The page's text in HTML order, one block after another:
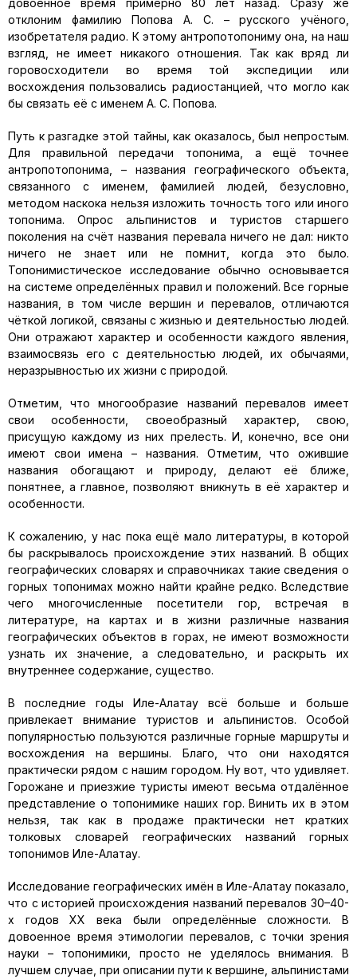
довоенное время примерно 80 лет назад. Сразу же
отклоним фамилию Попова А. С. – русского учёного,
изобретателя радио. К этому антропотопониму она, на наш
взгляд, не имеет никакого отношения. Так как вряд ли
горовосходители во время той экспедиции или
восхождения пользовались радиостанцией, что могло как
бы связать её с именем А. С. Попова.
Путь к разгадке этой тайны, как оказалось, был непростым.
Для правильной передачи топонима, а ещё точнее
антропотопонима, – названия географического объекта,
связанного с именем, фамилией людей, безусловно,
методом наскока нельзя изложить точность того или иного
топонима. Опрос альпинистов и туристов старшего
поколения на счёт названия перевала ничего не дал: никто
ничего не знает или не помнит, когда это было.
Топонимистическое исследование обычно основывается
на системе определённых правил и положений. Все горные
названия, в том числе вершин и перевалов, отличаются
чёткой логикой, связаны с жизнью и деятельностью людей.
Они отражают характер и особенности каждого явления,
взаимосвязь его с деятельностью людей, их обычаями,
неразрывностью их жизни с природой.
Отметим, что многообразие названий перевалов имеет
свои особенности, своеобразный характер, свою,
присущую каждому из них прелесть. И, конечно, все они
имеют свои имена – названия. Отметим, что ожившие
названия обогащают и природу, делают её ближе,
понятнее, а главное, позволяют вникнуть в её характер и
особенности.
К сожалению, у нас пока ещё мало литературы, в которой
бы раскрывалось происхождение этих названий. В общих
географических словарях и справочниках такие сведения о
горных топонимах можно найти крайне редко. Вследствие
чего многочисленные посетители гор, встречая в
литературе, на картах и в жизни различные названия
географических объектов в горах, не имеют возможности
узнать их значение, а следовательно, и раскрыть их
внутреннее содержание, существо.
В последние годы Иле-Алатау всё больше и больше
привлекает внимание туристов и альпинистов. Особой
популярностью пользуются различные горные маршруты и
восхождения на вершины. Благо, что они находятся
практически рядом с нашим городом. Ну вот, что удивляет.
Горожане и приезжие туристы имеют весьма отдалённое
представление о топонимике наших гор. Винить их в этом
нельзя, так как в продаже практически нет кратких
толковых словарей географических названий горных
топонимов Иле-Алатау.
Исследование географических имён в Иле-Алатау показало,
что с историей происхождения названий перевалов 30–40-
х годов ХХ века были определённые сложности. В
довоенное время этимологии перевалов, с точки зрения
науки – топонимики, просто не уделялось внимания. В
лучшем случае, при описании пути к вершине, альпинистами